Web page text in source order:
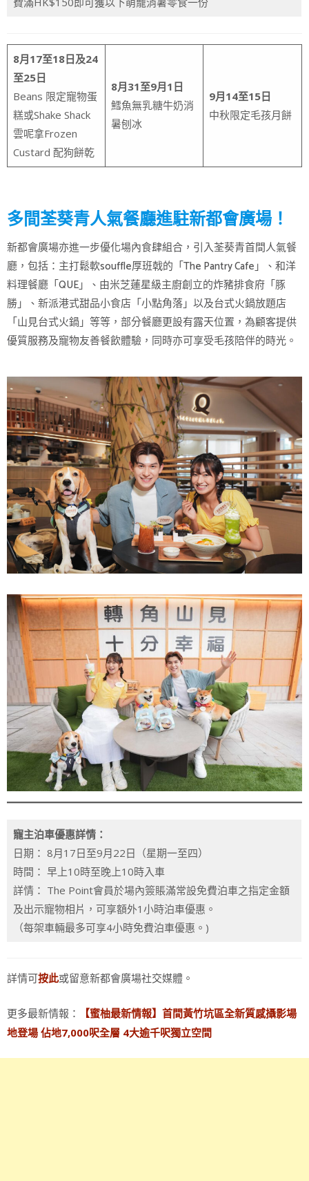
8月17至18日及24
至25日
Beans 限定寵物蛋
糕或Shake Shack
雲呢拿Frozen
Custard 配狗餅乾
8月31至9月1日
鱈魚無乳糖牛奶消
暑刨冰
9月14至15日
中秋限定毛孩月餅
多間荃葵青人氣餐廳進駐新都會廣場！
新都會廣場亦進一步優化場內食肆組合，引入荃葵青首間人氣餐
廳，包括：主打鬆軟souffle厚班戟的「The Pantry Cafe」、和洋
料理餐廳「QUE」、由米芝蓮星級主廚創立的炸豬排食府「豚
勝」、新派港式甜品小食店「小點角落」以及台式火鍋放題店
「山見台式火鍋」等等，部分餐廳更設有露天位置，為顧客提供
優質服務及寵物友善餐飲體驗，同時亦可享受毛孩陪伴的時光。
寵主泊車優惠詳情：
日期： 8月17日至9月22日（星期一至四）
時間： 早上10時至晚上10時入車
詳情： The Point會員於場內簽賬滿常設免費泊車之指定金額
及出示寵物相片，可享額外1小時泊車優惠。
（每架車輛最多可享4小時免費泊車優惠。)
詳情可按此或留意新都會廣場社交媒體。
更多最新情報：
【蜜柚最新情報】首間黃竹坑區全新質感攝影場
地登場 佔地7,000呎全層 4大逾千呎獨立空間